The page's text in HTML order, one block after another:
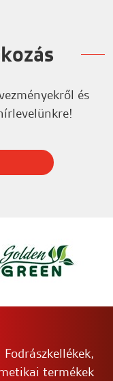
és
Fodrászkellékek,
termékek